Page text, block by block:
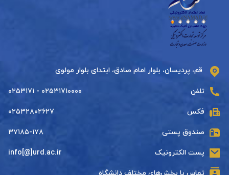
قم، پردیسان، بلوار امام صادق، ابتدای بلوار مولوی
تلفن ۰۲۵۳۱۷۱۰۰۰۰ - ۰۲۵۳۱۷۱
فکس ۰۲۵۳۲۸۰۲۶۲۷
صندوق پستی ۳۷۱۸۵-۱۷۸
پست الکترونیک info[@]urd.ac.ir